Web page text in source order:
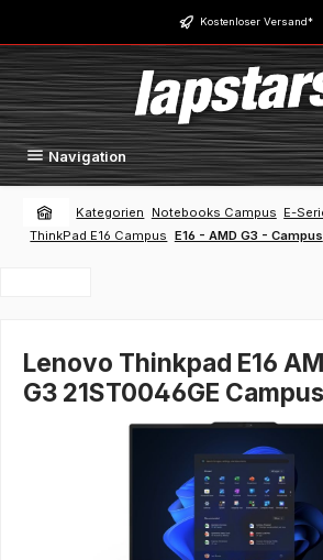
Zum Hauptinhalt springen Kostenloser Versand*
Navigation
Kategorien Notebooks Campus E-
ThinkPad E16 Campus E16 - AMD G3 - Campus
Lenovo Thinkpad E16
G3 21ST0046GE Campus
Bildergalerie überspringen